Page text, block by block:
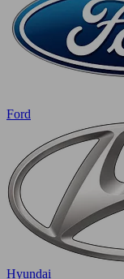
Ford
Hyundai